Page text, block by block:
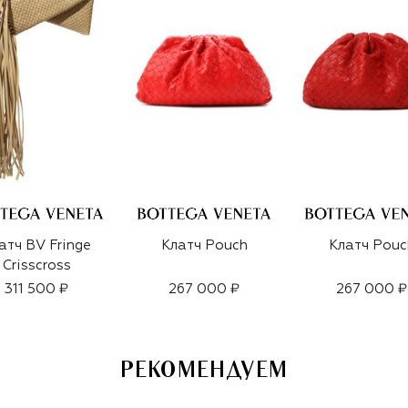
BV Fringe
Crisscross
311 500 ₽
Клатч Pouch
267 000 ₽
Клатч
267 000 ₽
РЕКОМЕНДУЕМ